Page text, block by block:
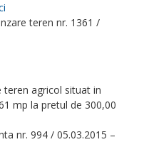
teren nr. 1361 /
teren agricol situat in
mp la pretul de 300,00
nr. 994 / 05.03.2015 –